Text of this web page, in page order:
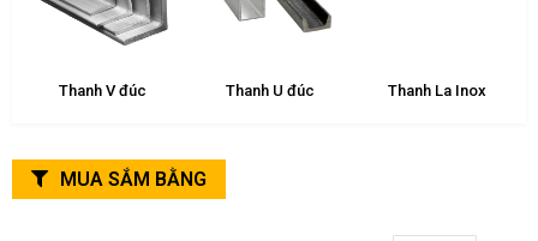
Thanh V inox Thanh U inox Thanh V đúc
MUA SẮM BẰNG